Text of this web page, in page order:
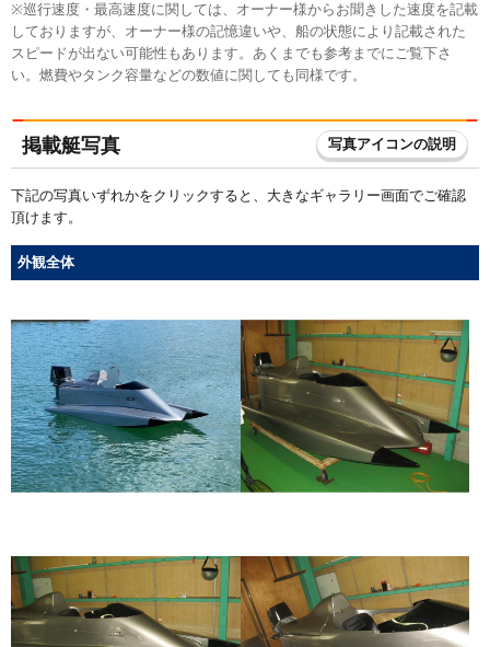
※巡行速度・最高速度に関しては、オーナー様からお聞きした速度を記載
しておりますが、オーナー様の記憶違いや、船の状態により記載された
スピードが出ない可能性もあります。あくまでも参考までにご覧下さ
い。燃費やタンク容量などの数値に関しても同様です。
掲載艇写真 写真アイコンの説明
下記の写真いずれかをクリックすると、大きなギャラリー画面でご確認
頂けます。
外観全体